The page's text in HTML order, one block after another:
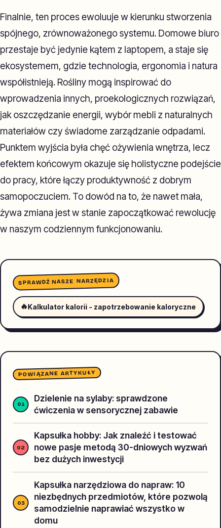
Finalnie, ten proces ewoluuje w kierunku stworzenia
spójnego, zrównoważonego systemu. Domowe biuro
przestaje być jedynie kątem z laptopem, a staje się
ekosystemem, gdzie technologia, ergonomia i natura
współistnieją. Rośliny mogą inspirować do
wprowadzenia innych, proekologicznych rozwiązań,
jak oszczędzanie energii, wybór mebli z naturalnych
materiałów czy świadome zarządzanie odpadami.
Punktem wyjścia była chęć ożywienia wnętrza, lecz
efektem końcowym okazuje się holistyczne podejście
do pracy, które łączy produktywność z dobrym
samopoczuciem. To dowód na to, że nawet mała,
żywa zmiana jest w stanie zapoczątkować rewolucję
w naszym codziennym funkcjonowaniu.
SPRAWDŹ NASZE NARZĘDZIA
🔥Kalkulator kalorii - zapotrzebowanie kaloryczne
POWIĄZANE ARTYKUŁY
Dzielenie na sylaby: sprawdzone
ćwiczenia w sensorycznej zabawie
Kapsułka hobby: Jak znaleźć i testować
nowe pasje metodą 30-dniowych wyzwań
bez dużych inwestycji
Kapsułka narzędziowa do napraw: 10
niezbędnych przedmiotów, które pozwolą
samodzielnie naprawiać wszystko w
domu